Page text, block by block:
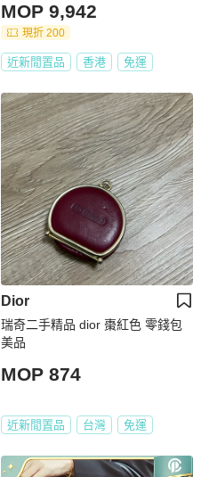
MOP 9,942
現折 200
近新閒置品 香港 免運
Dior
瑞奇二手精品 dior 棗紅色 零錢包
美品
MOP 874
近新閒置品 台灣 免運